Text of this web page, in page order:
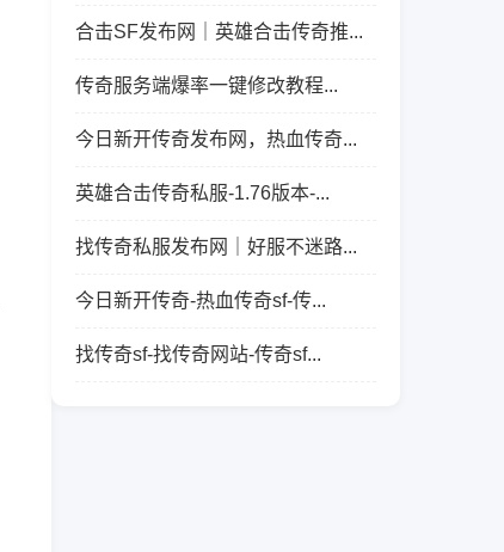
合击SF发布网｜英雄合击传奇推...
传奇服务端爆率一键修改教程...
今日新开传奇发布网，热血传奇...
英雄合击传奇私服-1.76版本-...
找传奇私服发布网｜好服不迷路...
今日新开传奇-热血传奇sf-传...
找传奇sf-找传奇网站-传奇sf...